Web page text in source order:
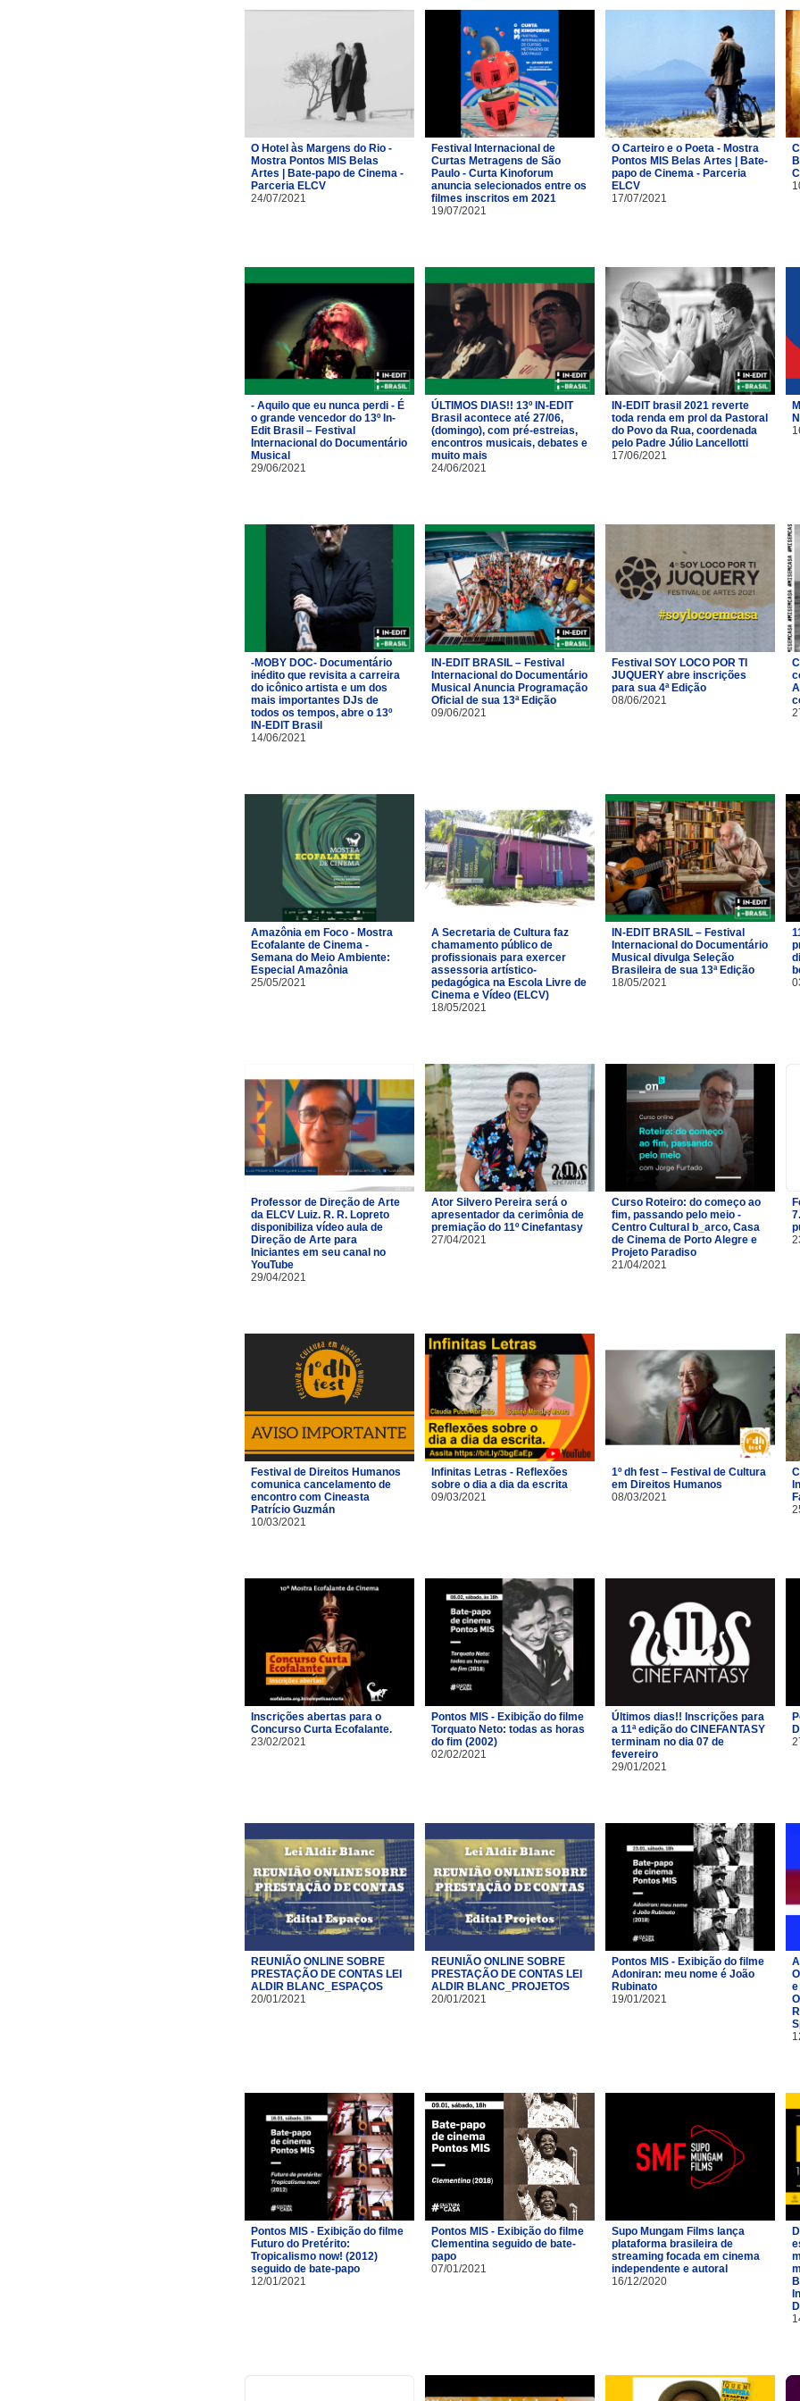
O Hotel às Margens do Rio -
Mostra Pontos MIS Belas
Artes | Bate-papo de Cinema -
Parceria ELCV
24/07/2021
Festival Internacional de
Curtas Metragens de São
Paulo - Curta Kinoforum
anuncia selecionados entre os
filmes inscritos em 2021
19/07/2021
O Carteiro e o Poeta - Mostra
Pontos MIS Belas Artes | Bate-
papo de Cinema - Parceria
ELCV
17/07/2021
- Aquilo que eu nunca perdi - É
o grande vencedor do 13º In-
Edit Brasil – Festival
Internacional do Documentário
Musical
29/06/2021
ÚLTIMOS DIAS!! 13º IN-EDIT
Brasil acontece até 27/06,
(domingo), com pré-estreias,
encontros musicais, debates e
muito mais
24/06/2021
IN-EDIT brasil 2021 reverte
toda renda em prol da Pastoral
do Povo da Rua, coordenada
pelo Padre Júlio Lancellotti
17/06/2021
-MOBY DOC- Documentário
inédito que revisita a carreira
do icônico artista e um dos
mais importantes DJs de
todos os tempos, abre o 13º
IN-EDIT Brasil
14/06/2021
IN-EDIT BRASIL – Festival
Internacional do Documentário
Musical Anuncia Programação
Oficial de sua 13ª Edição
09/06/2021
Festival SOY LOCO POR TI
JUQUERY abre inscrições
para sua 4ª Edição
08/06/2021
Amazônia em Foco - Mostra
Ecofalante de Cinema -
Semana do Meio Ambiente:
Especial Amazônia
25/05/2021
A Secretaria de Cultura faz
chamamento público de
profissionais para exercer
assessoria artístico-
pedagógica na Escola Livre de
Cinema e Vídeo (ELCV)
18/05/2021
IN-EDIT BRASIL – Festival
Internacional do Documentário
Musical divulga Seleção
Brasileira de sua 13ª Edição
18/05/2021
Professor de Direção de Arte
da ELCV Luiz. R. R. Lopreto
disponibiliza vídeo aula de
Direção de Arte para
Iniciantes em seu canal no
YouTube
29/04/2021
Ator Silvero Pereira será o
apresentador da cerimônia de
premiação do 11º Cinefantasy
27/04/2021
Curso Roteiro: do começo ao
fim, passando pelo meio -
Centro Cultural b_arco, Casa
de Cinema de Porto Alegre e
Projeto Paradiso
21/04/2021
Festival de Direitos Humanos
comunica cancelamento de
encontro com Cineasta
Patrício Guzmán
10/03/2021
Infinitas Letras - Reflexões
sobre o dia a dia da escrita
09/03/2021
1º dh fest – Festival de Cultura
em Direitos Humanos
08/03/2021
Inscrições abertas para o
Concurso Curta Ecofalante.
23/02/2021
Pontos MIS - Exibição do filme
Torquato Neto: todas as horas
do fim (2002)
02/02/2021
Últimos dias!! Inscrições para
a 11ª edição do CINEFANTASY
terminam no dia 07 de
fevereiro
29/01/2021
REUNIÃO ONLINE SOBRE
PRESTAÇÃO DE CONTAS LEI
ALDIR BLANC_ESPAÇOS
20/01/2021
REUNIÃO ONLINE SOBRE
PRESTAÇÃO DE CONTAS LEI
ALDIR BLANC_PROJETOS
20/01/2021
Pontos MIS - Exibição do filme
Adoniran: meu nome é João
Rubinato
19/01/2021
Pontos MIS - Exibição do filme
Futuro do Pretérito:
Tropicalismo now! (2012)
seguido de bate-papo
12/01/2021
Pontos MIS - Exibição do filme
Clementina seguido de bate-
papo
07/01/2021
Supo Mungam Films lança
plataforma brasileira de
streaming focada em cinema
independente e autoral
16/12/2020